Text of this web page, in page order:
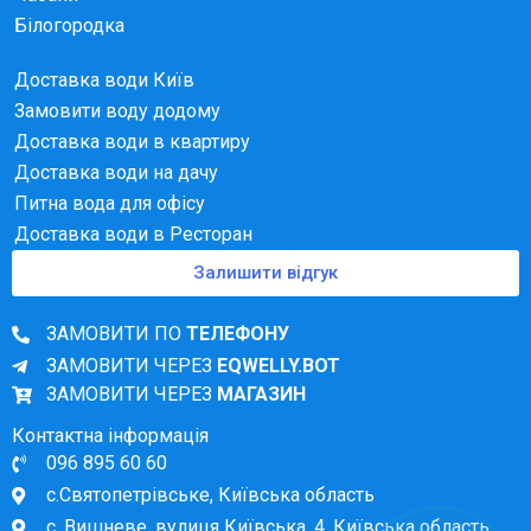
Білогородка
Доставка води Київ
Замовити воду додому
Доставка води в квартиру
Доставка води на дачу
Питна вода для офісу
Доставка води в Ресторан
Залишити відгук
ЗАМОВИТИ ПО ТЕЛЕФОНУ
ЗАМОВИТИ ЧЕРЕЗ EQWELLY.BOT
ЗАМОВИТИ ЧЕРЕЗ МАГАЗИН
Контактна інформація
096 895 60 60
с.Святопетрівське, Київська область